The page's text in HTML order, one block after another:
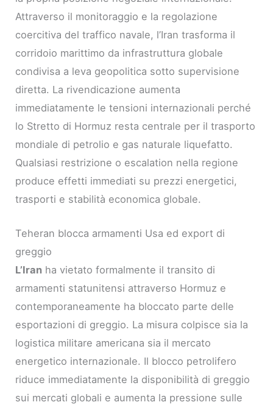
Attraverso il monitoraggio e la regolazione
coercitiva del traffico navale, l’Iran trasforma il
corridoio marittimo da infrastruttura globale
condivisa a leva geopolitica sotto supervisione
diretta. La rivendicazione aumenta
immediatamente le tensioni internazionali perché
lo Stretto di Hormuz resta centrale per il trasporto
mondiale di petrolio e gas naturale liquefatto.
Qualsiasi restrizione o escalation nella regione
produce effetti immediati su prezzi energetici,
trasporti e stabilità economica globale.
Teheran blocca armamenti Usa ed export di
greggio
L’Iran ha vietato formalmente il transito di
armamenti statunitensi attraverso Hormuz e
contemporaneamente ha bloccato parte delle
esportazioni di greggio. La misura colpisce sia la
logistica militare americana sia il mercato
energetico internazionale. Il blocco petrolifero
riduce immediatamente la disponibilità di greggio
sui mercati globali e aumenta la pressione sulle